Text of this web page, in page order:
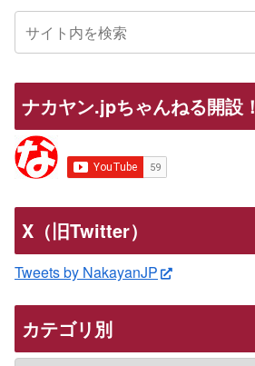
ナカヤン.jpちゃんねる開設！
X（旧Twitter）
Tweets by NakayanJP
カテゴリ別